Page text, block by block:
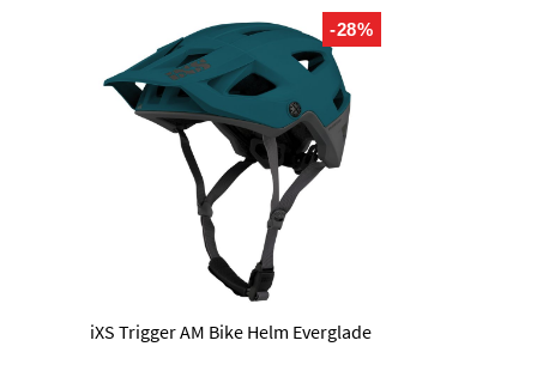
-28%
iXS Trigger AM Bike Helm Everglade